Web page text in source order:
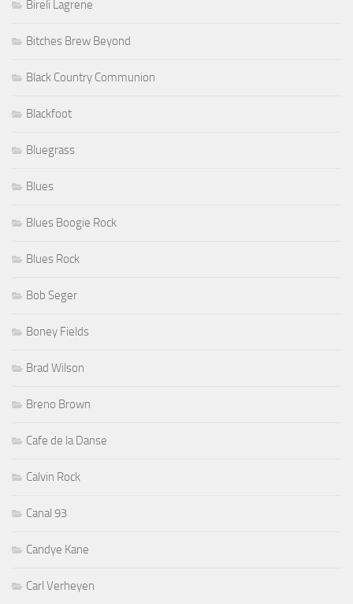
Bireli Lagrene
Bitches Brew Beyond
Black Country Communion
Blackfoot
Bluegrass
Blues
Blues Boogie Rock
Blues Rock
Bob Seger
Boney Fields
Brad Wilson
Breno Brown
Cafe de la Danse
Calvin Rock
Canal 93
Candye Kane
Carl Verheyen